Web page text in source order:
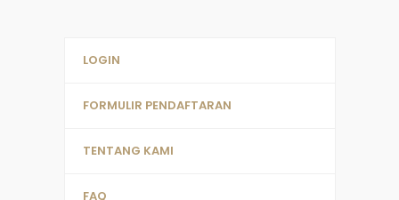
LOGIN
FORMULIR PENDAFTARAN
TENTANG KAMI
FAQ